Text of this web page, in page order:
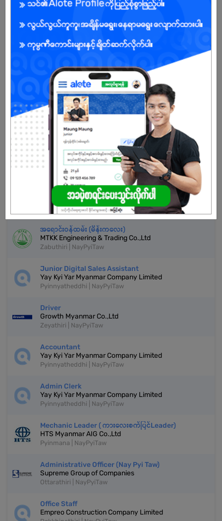
Male/Female
Already Expired
Don't have an account?
REGISTER NOW!
More Similar Jobs
Sales Representative (For Naypyitaw)
Amigos International Co.,Ltd
Zabuthiri | NayPyiTaw
အရောင်းဝန်ထမ်း (မိန်းကလေး)
MTKK Engineering & Trading Co.,Ltd
Zabuthiri | NayPyiTaw
Junior Digital Sales Assistant
Yay Kyi Yar Myanmar Company Limited
Pyinnyatheddhi | NayPyiTaw
Driver
Growth Myanmar Co.,Ltd
Zeyathiri | NayPyiTaw
Accountant
Yay Kyi Yar Myanmar Company Limited
Pyinnyatheddhi | NayPyiTaw
Admin Clerk
Yay Kyi Yar Myanmar Company Limited
Pyinnyatheddhi | NayPyiTaw
Mechanic Leader ( ကားလေးစက်ပြင်Leader)
HTS Myanmar AIG Co.,Ltd
Pyinmana | NayPyiTaw
Administrative Officer (Nay Pyi Taw)
Supreme Group of Companies
Ottarathiri | NayPyiTaw
Office Staff
Empreo Construction Company Limited